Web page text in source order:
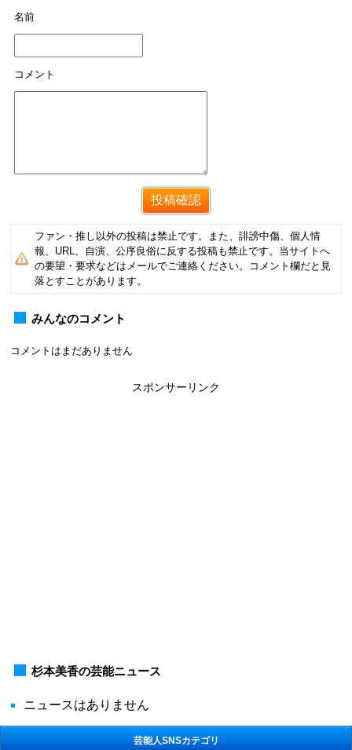
名前
コメント
ファン・推し以外の投稿は禁止です。また、誹謗中傷、個人情
報、URL、自演、公序良俗に反する投稿も禁止です。当サイトへ
の要望・要求などはメールでご連絡ください。コメント欄だと見
落とすことがあります。
みんなのコメント
コメントはまだありません
スポンサーリンク
杉本美香の芸能ニュース
ニュースはありません
芸能人SNSカテゴリ